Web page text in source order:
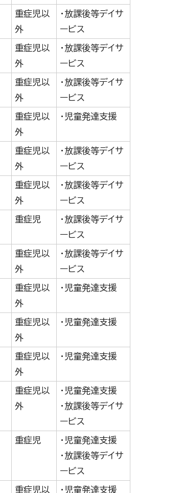
重症児以
外
・放課後等デイサ
ービス
重症児以
外
・放課後等デイサ
ービス
重症児以
外
・放課後等デイサ
ービス
重症児以
外
・児童発達支援
重症児以
外
・放課後等デイサ
ービス
重症児以
外
・放課後等デイサ
ービス
重症児
・放課後等デイサ
ービス
重症児以
外
・放課後等デイサ
ービス
重症児以
外
・児童発達支援
重症児以
外
・児童発達支援
重症児以
外
・児童発達支援
重症児以
外
・児童発達支援
・放課後等デイサ
ービス
重症児
・児童発達支援
・放課後等デイサ
ービス
重症児以 ・児童発達支援